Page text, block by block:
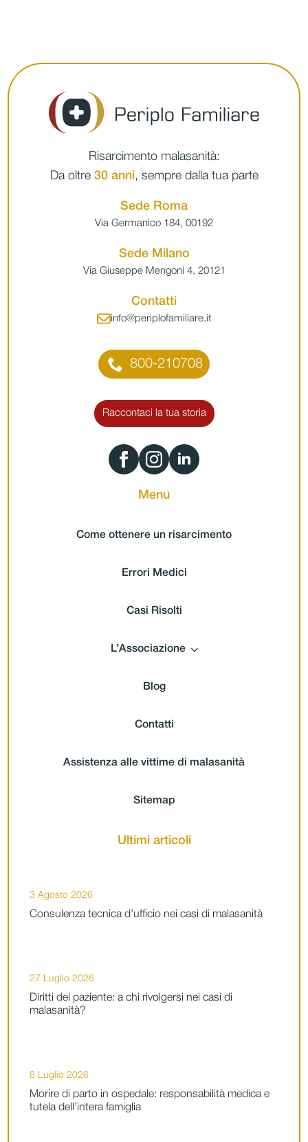
Risarcimento malasanità:
Da oltre 30 anni, sempre dalla tua parte
Sede Roma
Via Germanico 184, 00192
Sede Milano
Via Giuseppe Mengoni 4, 20121
Contatti
info@periplofamiliare.it
800-210708
Raccontaci la tua storia
Menu
Come ottenere un risarcimento
Errori Medici
Casi Risolti
L’Associazione
Blog
Contatti
Assistenza alle vittime di malasanità
Sitemap
Ultimi articoli
Consulenza tecnica d’ufficio nei casi di malasanità
3 Agosto 2026
Diritti del paziente: a chi rivolgersi nei casi di
malasanità?
27 Luglio 2026
Morire di parto in ospedale: responsabilità medica e
tutela dell’intera famiglia
8 Luglio 2026